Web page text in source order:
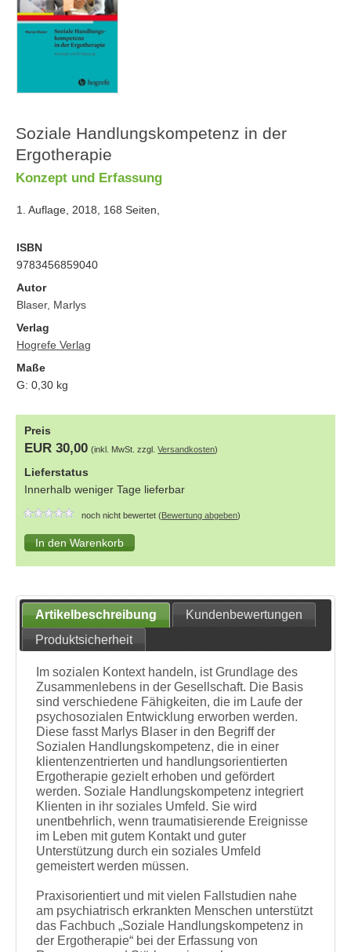
Soziale Handlungskompetenz in der
Ergotherapie
Konzept und Erfassung
1. Auflage, 2018, 168 Seiten,
ISBN
9783456859040
Autor
Blaser, Marlys
Verlag
Hogrefe Verlag
Maße
G:0,30 kg
Preis
EUR 30,00 (inkl. MwSt. zzgl.Versandkosten)
Lieferstatus
Innerhalb weniger Tage lieferbar
noch nicht bewertet (Bewertung abgeben)
Artikelbeschreibung
Kundenbewertungen
Produktsicherheit
Im sozialen Kontext handeln, ist Grundlage des
Zusammenlebens in der Gesellschaft. Die Basis
sind verschiedene Fähigkeiten, die im Laufe der
psychosozialen Entwicklung erworben werden.
Diese fasst Marlys Blaser in den Begriff der
Sozialen Handlungskompetenz, die in einer
klientenzentrierten und handlungsorientierten
Ergotherapie gezielt erhoben und gefördert
werden. Soziale Handlungskompetenz integriert
Klienten in ihr soziales Umfeld. Sie wird
unentbehrlich, wenn traumatisierende Ereignisse
im Leben mit gutem Kontakt und guter
Unterstützung durch ein soziales Umfeld
gemeistert werden müssen.
Praxisorientiert und mit vielen Fallstudien nahe
am psychiatrisch erkrankten Menschen unterstützt
das Fachbuch „Soziale Handlungskompetenz in
der Ergotherapie“ bei der Erfassung von